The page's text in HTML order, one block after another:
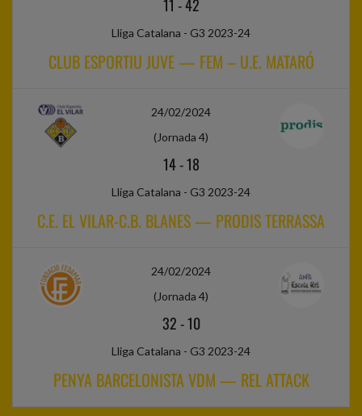
11 -42
Lliga Catalana - G3 2023-24
CLUB ESPORTIU JUVE — FEM – U.E. MATARÓ
24/02/2024
(Jornada 4)
14-18
Lliga Catalana - G3 2023-24
C.E. EL VILAR-C.B. BLANES — PRODIS TERRASSA
24/02/2024
(Jornada 4)
32-10
Lliga Catalana - G3 2023-24
PENYA BARCELONISTA VDM — REL ATTACK